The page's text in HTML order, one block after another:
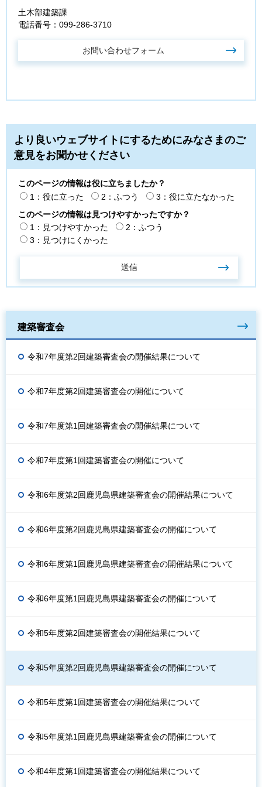
土木部建築課
電話番号：099-286-3710
より良いウェブサイトにするためにみなさまのご
意見をお聞かせください
このページの情報は役に立ちましたか？
1：役に立った
2：ふつう
3：役に立たなかった
このページの情報は見つけやすかったですか？
1：見つけやすかった
2：ふつう
3：見つけにくかった
建築審査会
令和7年度第2回建築審査会の開催結果について
令和7年度第2回建築審査会の開催について
令和7年度第1回建築審査会の開催結果について
令和7年度第1回建築審査会の開催について
令和6年度第2回鹿児島県建築審査会の開催結果について
令和6年度第2回鹿児島県建築審査会の開催について
令和6年度第1回鹿児島県建築審査会の開催結果について
令和6年度第1回鹿児島県建築審査会の開催について
令和5年度第2回建築審査会の開催結果について
令和5年度第2回鹿児島県建築審査会の開催について
令和5年度第1回建築審査会の開催結果について
令和5年度第1回鹿児島県建築審査会の開催について
令和4年度第1回建築審査会の開催結果について